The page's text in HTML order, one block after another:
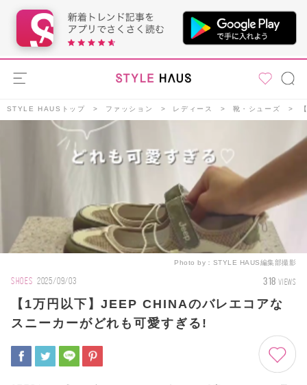
STYLE HAUSトップ ファッション レディース 靴・シューズ
Photo by： STYLE HAUS編集部撮影
SHOES 2025/09/03 318 VIEWS
【1万円以下】JEEP CHINAのバレエコアな
スニーカーがどれも可愛すぎる!